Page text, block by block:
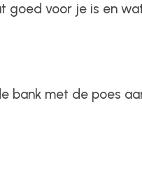
goed voor je is en
bank met de poes